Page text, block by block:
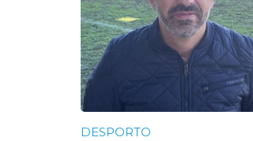
DESPORTO